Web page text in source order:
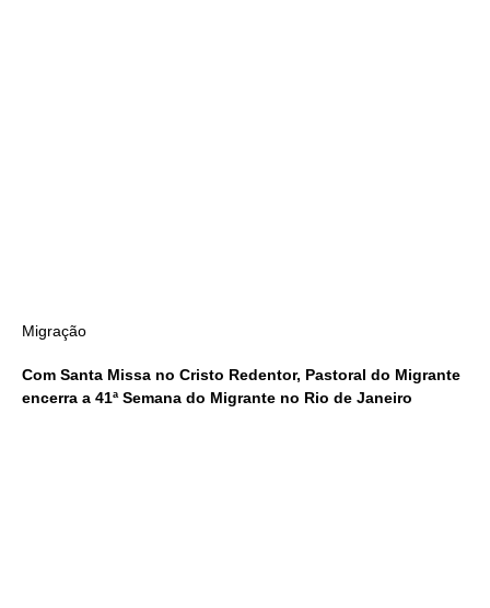
Migração
Com Santa Missa no Cristo Redentor, Pastoral do Migrante
encerra a 41ª Semana do Migrante no Rio de Janeiro